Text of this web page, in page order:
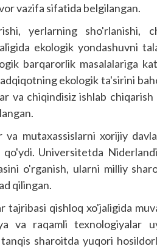
vazifa sifatida belgilangan.
yerlarning sho'rlanishi,
ekologik yondashuvni
barqarorlik masalalariga
ekologik ta'sirini
va chiqindisiz ishlab
va mutaxassislarni xorijiy
Universitetda
o'rganish, ularni milliy
qilingan.
tajribasi qishloq xo'jaligida
va raqamli texnologiyalar
sharoitda yuqori